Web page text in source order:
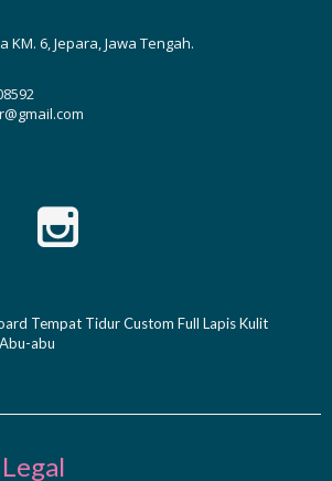
KM. 6, Jepara, Jawa Tengah.
Tempat Tidur Custom Full Lapis Kulit
abu